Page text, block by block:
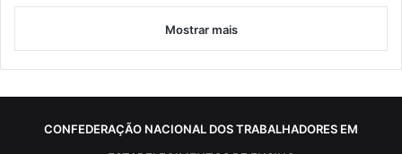
Mostrar mais
CONFEDERAÇÃO NACIONAL DOS TRABALHADORES EM